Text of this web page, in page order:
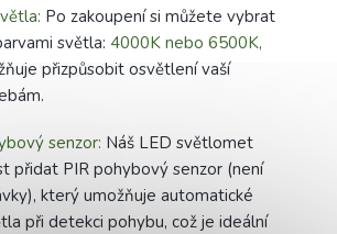
Po zakoupení si můžete vybrat
světla: 4000K nebo 6500K,
přizpůsobit osvětlení vaší
senzor: Náš LED světlomet
přidat PIR pohybový senzor (není
který umožňuje automatické
při detekci pohybu, což je ideální